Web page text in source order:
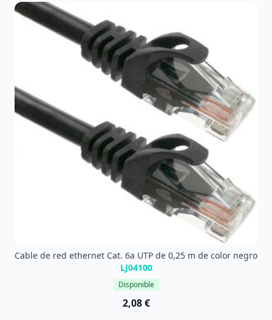
Cable de red ethernet Cat. 6a UTP de 0,25 m de color negro
LJ04100
Disponible
2,08 €